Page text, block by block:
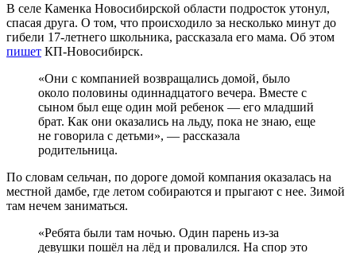
В селе Каменка Новосибирской области подросток утонул,
спасая друга. О том, что происходило за несколько минут до
гибели 17-летнего школьника, рассказала его мама. Об этом
пишет КП-Новосибирск.
«Они с компанией возвращались домой, было
около половины одиннадцатого вечера. Вместе с
сыном был еще один мой ребенок — его младший
брат. Как они оказались на льду, пока не знаю, еще
не говорила с детьми», — рассказала
родительница.
По словам сельчан, по дороге домой компания оказалась на
местной дамбе, где летом собираются и прыгают с нее. Зимой
там нечем заниматься.
«Ребята были там ночью. Один парень из-за
девушки пошёл на лёд и провалился. На спор это